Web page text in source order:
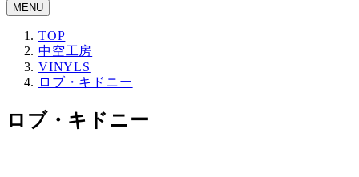
MENU
TOP
中空工房
VINYLS
ロブ・キドニー
ロブ・キドニー